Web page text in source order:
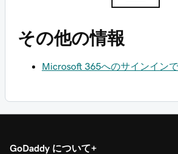
その他の情報
Microsoft 365へのサインイン
GoDaddy について